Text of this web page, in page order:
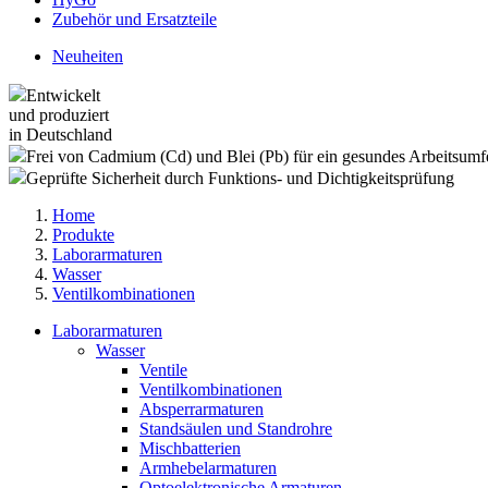
Zubehör und Ersatzteile
Neuheiten
Entwickelt
und produziert
in Deutschland
Frei von Cadmium (Cd) und Blei (Pb) für ein gesundes
Geprüfte Sicherheit durch Funktions- und Dichtigkeitsprüfung
Home
Produkte
Laborarmaturen
Wasser
Ventilkombinationen
Laborarmaturen
Wasser
Ventile
Ventilkombinationen
Absperrarmaturen
Standsäulen und Standrohre
Mischbatterien
Armhebelarmaturen